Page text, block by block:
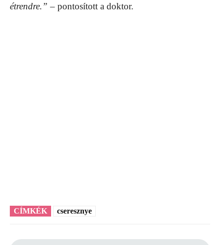
étrendre.” – pontosított a doktor.
CÍMKÉK cseresznye